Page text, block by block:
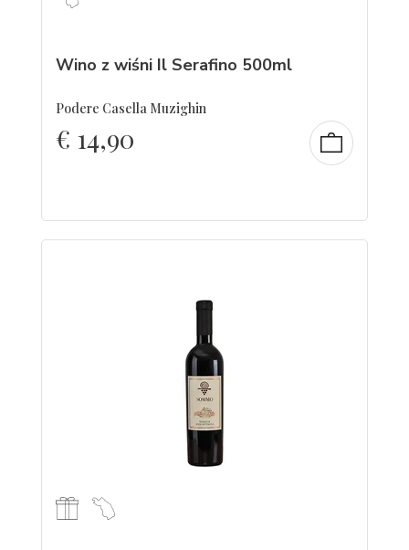
Wino z wiśni Il Serafino 500ml
Podere Casella Muzighin
€ 14,90